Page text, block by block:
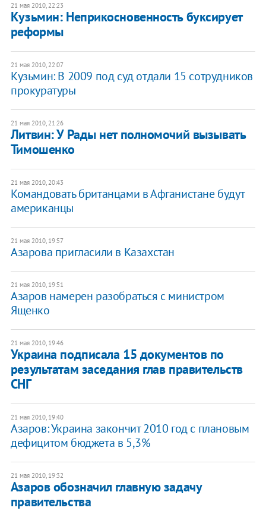
21 мая 2010, 22:23
Кузьмин: Неприкосновенность буксирует
реформы
21 мая 2010, 22:07
Кузьмин: В 2009 под суд отдали 15 сотрудников
прокуратуры
21 мая 2010, 21:26
Литвин: У Рады нет полномочий вызывать
Тимошенко
21 мая 2010, 20:43
Командовать британцами в Афганистане будут
американцы
21 мая 2010, 19:57
Азарова пригласили в Казахстан
21 мая 2010, 19:51
Азаров намерен разобраться с министром
Ященко
21 мая 2010, 19:46
Украина подписала 15 документов по
результатам заседания глав правительств
СНГ
21 мая 2010, 19:40
Азаров: Украина закончит 2010 год с плановым
дефицитом бюджета в 5,3%
21 мая 2010, 19:32
Азаров обозначил главную задачу
правительства